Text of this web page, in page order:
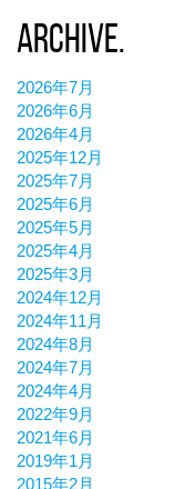
0.9
0.5
0.4
0.5
0.6
0.7
0.8
0.9
0.6
Archive.
2026年7月
2026年6月
2026年4月
2025年12月
2025年7月
2025年6月
2025年5月
2025年4月
2025年3月
2024年12月
2024年11月
2024年8月
2024年7月
2024年4月
2022年9月
2021年6月
2019年1月
2015年2月